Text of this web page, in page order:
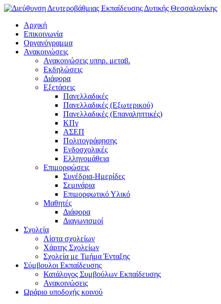
Αρχική
Επικοινωνία
Οργανόγραμμα
Ανακοινώσεις
Ανακοινώσεις υπηρ. μεταβ.
Εκδηλώσεις
Διάφορα
Εξετάσεις
Πανελλαδικές
Πανελλαδικές (Εξωτερικού)
Πανελλαδικές (Επαναληπτικές)
ΚΠγ
ΑΣΕΠ
Πολιτογράφησης
Ενδοσχολικές
Ελληνομάθεια
Επιμορφώσεις
Συνέδρια-Ημερίδες
Σεμινάρια
Επιμορφωτικό Υλικό
Μαθητές
Διάφορα
Διαγωνισμοί
Σχολεία
Λίστα σχολείων
Χάρτης Σχολείων
Σχολεία με Τμήμα Ένταξης
Σύμβουλοι Εκπαίδευσης
Κατάλογος Συμβούλων Εκπαίδευσης
Ανακοινώσεις
Ωράριο υποδοχής κοινού